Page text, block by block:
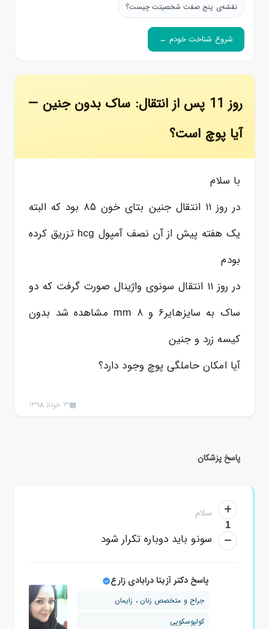
نقشه‌ی پنج صفت شخصیتت چیست؟
شروع شناخت خودم ←
روز 11 پس از انتقال: ساک بدون جنین —
آیا پوچ است؟
با سلام
در روز ۱۱ انتقال جنین بتای خون ۸۵ بود که البته
یک هفته پیش از آن نصف آمپول hcg تزریق کرده
بودم
در روز ۱۱ انتقال سونوی واژینال صورت گرفت که دو
ساک به سایزهایر۶ و ۸ mm مشاهده شد بدون
کیسه زرد و جنین
آیا امکان حاملگی پوچ وجود دارد؟
31 خرداد 1398
پاسخ پزشکان
1
سلام
سونو باید دوباره تکرار شود
پاسخ دکتر آزیتا درابادی زارع
جراح و متخصص زنان ، زایمان
کولپوسکوپی